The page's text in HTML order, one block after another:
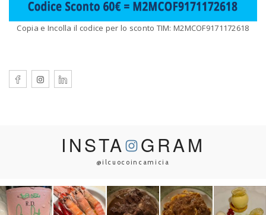
Copia e Incolla il codice per lo sconto TIM: M2MCOF9171172618
INSTA GRAM
@ilcuocoincamicia